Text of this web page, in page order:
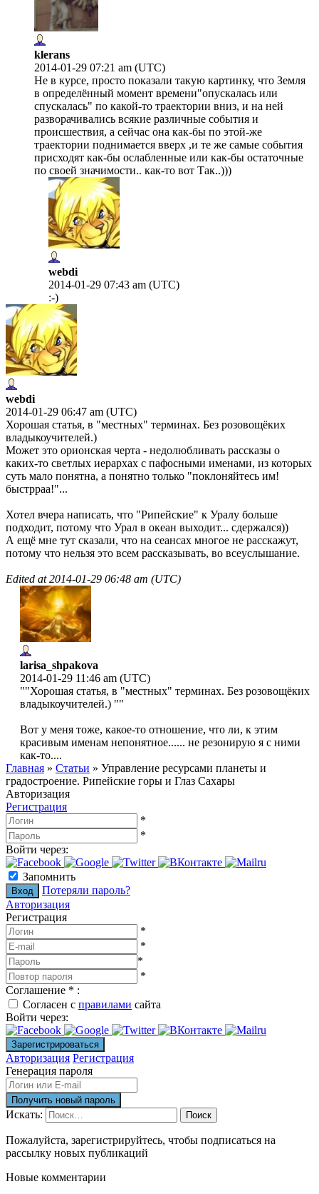
klerans
2014-01-29 07:21 am (UTC)
Не в курсе, просто показали такую картинку, что Земля
в определённый момент времени"опускалась или
спускалась" по какой-то траектории вниз, и на ней
разворачивались всякие различные события и
происшествия, а сейчас она как-бы по этой-же
траектории поднимается вверх ,и те же самые события
присходят как-бы ослабленные или как-бы остаточные
по своей значимости.. как-то вот Так..)))
webdi
2014-01-29 07:43 am (UTC)
:-)
webdi
2014-01-29 06:47 am (UTC)
Хорошая статья, в "местных" терминах. Без розовощёких
владыкоучителей.)
Может это орионская черта - недолюбливать рассказы о
каких-то светлых иерархах с пафосными именами, из которых
суть мало понятна, а понятно только "поклоняйтесь им!
быстрраа!"...
Хотел вчера написать, что "Рипейские" к Уралу больше
подходит, потому что Урал в океан выходит... сдержался))
А ещё мне тут сказали, что на сеансах многое не расскажут,
потому что нельзя это всем рассказывать, во всеуслышание.
Edited at2014-01-29 06:48 am (UTC)
larisa_shpakova
2014-01-29 11:46 am (UTC)
""Хорошая статья, в "местных" терминах. Без розовощёких
владыкоучителей.) ""
Вот у меня тоже, какое-то отношение, что ли, к этим
красивым именам непонятное...... не резонирую я с ними
как-то....
Главная » Статьи » Управление ресурсами планеты и
градостроение. Рипейские горы и Глаз Сахары
Авторизация
Регистрация
*
*
Войти через:
Запомнить
Потеряли пароль?
Авторизация
Регистрация
*
*
*
*
Соглашение * :
Согласен с правилами сайта
Войти через:
Авторизация Регистрация
Генерация пароля
Искать: Поиск
Пожалуйста, зарегистрируйтесь, чтобы подписаться на
рассылку новых публикаций
Новые комментарии